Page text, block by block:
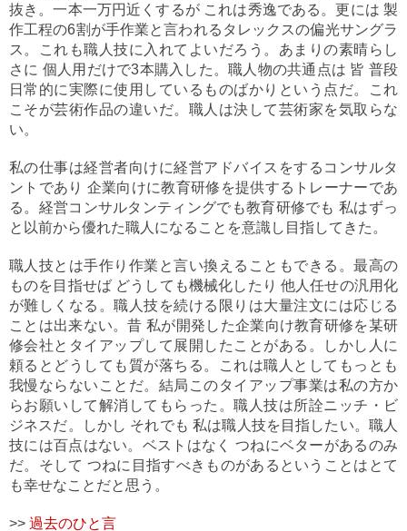
抜き。一本一万円近くするが これは秀逸である。更には 製
作工程の6割が手作業と言われるタレックスの偏光サングラ
ス。これも職人技に入れてよいだろう。あまりの素晴らし
さに 個人用だけで3本購入した。職人物の共通点は 皆 普段
日常的に実際に使用しているものばかりという点だ。これ
こそが芸術作品の違いだ。職人は決して芸術家を気取らな
い。
私の仕事は経営者向けに経営アドバイスをするコンサルタ
ントであり 企業向けに教育研修を提供するトレーナーであ
る。経営コンサルタンティングでも教育研修でも 私はずっ
と以前から優れた職人になることを意識し目指してきた。
職人技とは手作り作業と言い換えることもできる。最高の
ものを目指せば どうしても機械化したり 他人任せの汎用化
が難しくなる。職人技を続ける限りは大量注文には応じる
ことは出来ない。昔 私が開発した企業向け教育研修を某研
修会社とタイアップして展開したことがある。しかし人に
頼るとどうしても質が落ちる。これは職人としてもっとも
我慢ならないことだ。結局このタイアップ事業は私の方か
らお願いして解消してもらった。職人技は所詮ニッチ・ビ
ジネスだ。しかし それでも 私は職人技を目指したい。職人
技には百点はない。ベストはなく つねにベターがあるのみ
だ。そして つねに目指すべきものがあるということはとて
も幸せなことだと思う。
>> 過去のひと言